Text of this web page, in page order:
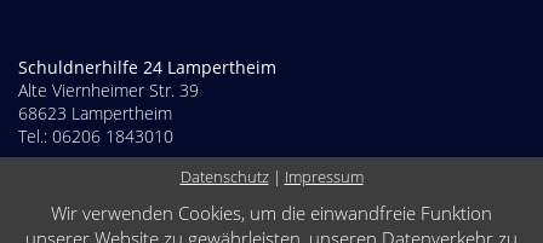
Schuldnerhilfe 24 Lampertheim
Alte Viernheimer Str. 39
68623 Lampertheim
Tel.: 06206 1843010
Datenschutz
Datenschutz| Impressum
Wir verwenden Cookies, um die einwandfreie Funktion
unserer Website zu gewährleisten, unseren Datenverkehr zu